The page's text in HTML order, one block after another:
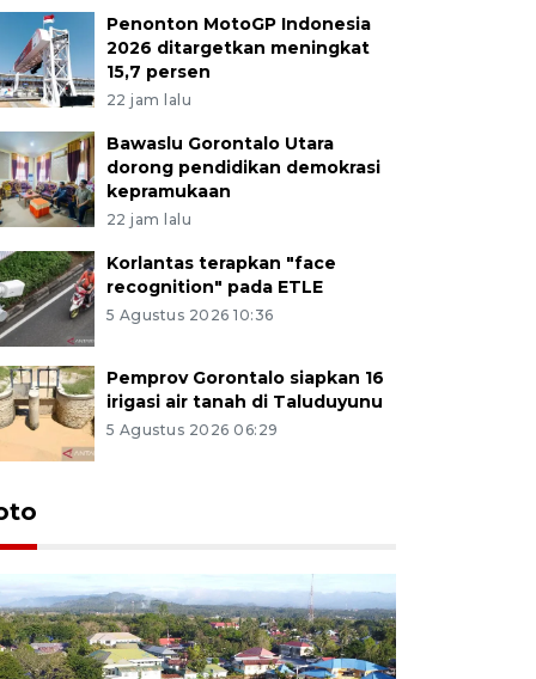
Penonton MotoGP Indonesia
2026 ditargetkan meningkat
15,7 persen
22 jam lalu
Bawaslu Gorontalo Utara
dorong pendidikan demokrasi
kepramukaan
22 jam lalu
Korlantas terapkan "face
recognition" pada ETLE
5 Agustus 2026 10:36
Pemprov Gorontalo siapkan 16
irigasi air tanah di Taluduyunu
5 Agustus 2026 06:29